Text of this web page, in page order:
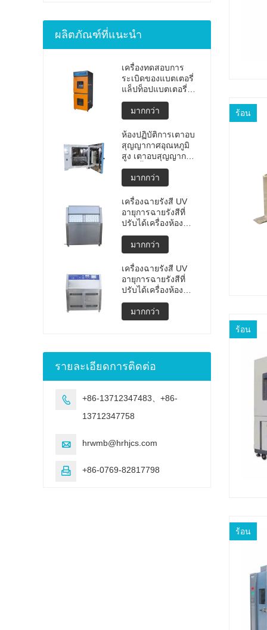
ร้อน
ร้อน
ร้อน
ผลิตภัณฑ์ที่แนะนำ
เครื่องทดสอบการ
ระเบิดของแบตเตอรี่
แล็ปท็อปแบตเตอรี่
แบบพกพาคุณภาพสูง
การทดสอบการ
ระเบิดของแบตเตอรี่
ลิเธียม เครื่องทดสอบ
การระเบิด เครื่อง
ทดสอบแบตเตอรี่
ราคาผลิต
มากกว่า
ห้องปฏิบัติการเตาอบ
สุญญากาศอุณหภูมิ
สูง เตาอบสุญญากาศ
แบบตั้งโปรแกรมได้
มากกว่า
เครื่องฉายรังสี UV
อายุการฉายรังสีที่
ปรับได้เครื่องห้อง
ทดสอบสภาพอากาศ
UV ห้องอายุ UV เร่ง
การทดสอบสภาพดิน
ฟ้าอากาศ
มากกว่า
เครื่องฉายรังสี UV
อายุการฉายรังสีที่
ปรับได้เครื่องห้อง
ทดสอบสภาพอากาศ
UV ห้องอายุ UV เร่ง
เครื่องทดสอบสภาพ
มากกว่า
รายละเอียดการติดต่อ

+86-13712347483、+86-
13712347758
 hrwmb@hrhjcs.com
 +86-0769-82817798